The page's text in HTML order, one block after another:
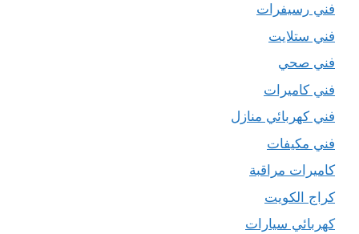
فني رسيفرات
فني ستلايت
فني صحي
فني كاميرات
فني كهربائي منازل
فني مكيفات
كاميرات مراقبة
كراج الكويت
كهربائي سيارات